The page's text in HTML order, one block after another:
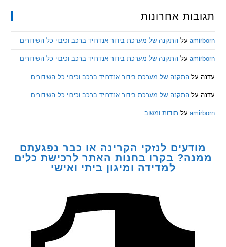
אחרונות
עלהתקנה של מערכת בידור אנדרויד ברכב וכיבוי כל השידורים
עלהתקנה של מערכת בידור אנדרויד ברכב וכיבוי כל השידורים
התקנה של מערכת בידור אנדרויד ברכב וכיבוי כל השידורים
התקנה של מערכת בידור אנדרויד ברכב וכיבוי כל השידורים
עלתודות ומשוב
לנזקי הקרינה או כבר נפגעתם
בקרו בחנות האתר לרכישת כלים
למדידה ומיגון ביתי ואישי